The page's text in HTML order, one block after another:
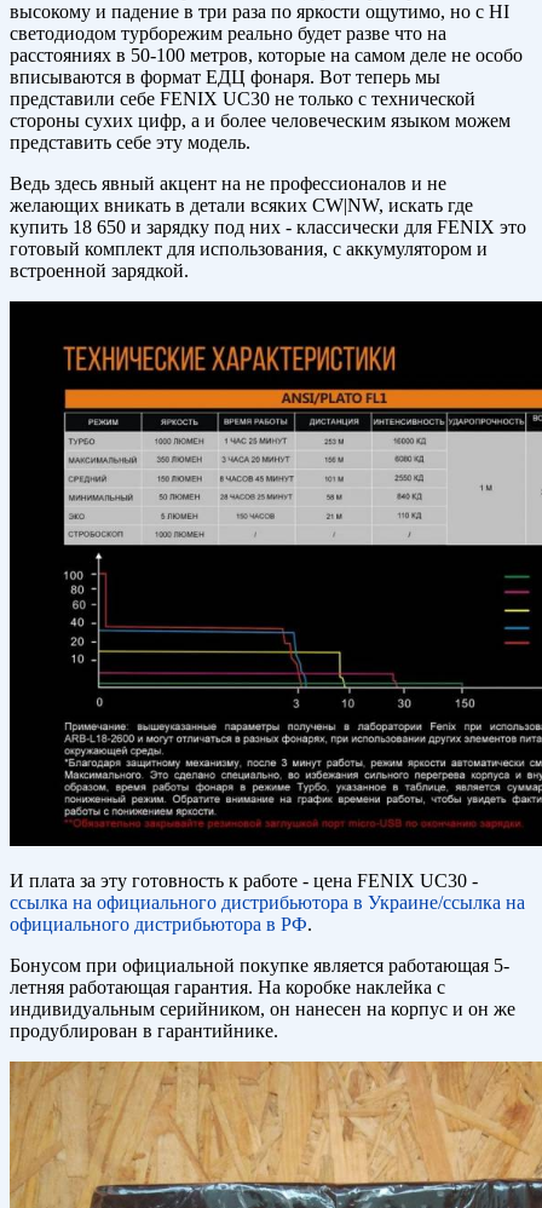
высокому и падение в три раза по яркости ощутимо, но с HI
светодиодом турборежим реально будет разве что на
расстояниях в 50-100 метров, которые на самом деле не особо
вписываются в формат ЕДЦ фонаря. Вот теперь мы
представили себе FENIX UC30 не только с технической
стороны сухих цифр, а и более человеческим языком можем
представить себе эту модель.
Ведь здесь явный акцент на не профессионалов и не
желающих вникать в детали всяких CW|NW, искать где
купить 18 650 и зарядку под них - классически для FENIX это
готовый комплект для использования, с аккумулятором и
встроенной зарядкой.
И плата за эту готовность к работе - цена FENIX UC30 -
ссылка на официального дистрибьютора в Украине/ссылка на
официального дистрибьютора в РФ.
Бонусом при официальной покупке является работающая 5-
летняя работающая гарантия. На коробке наклейка с
индивидуальным серийником, он нанесен на корпус и он же
продублирован в гарантийнике.